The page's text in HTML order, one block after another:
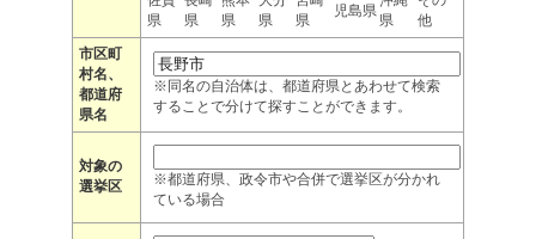
県
県
県
県
県
児島県
県
他
市区町
村名、
都道府
県名
※同名の自治体は、都道府県とあわせて検索
することで分けて探すことができます。
対象の
選挙区
※都道府県、政令市や合併で選挙区が分かれ
ている場合